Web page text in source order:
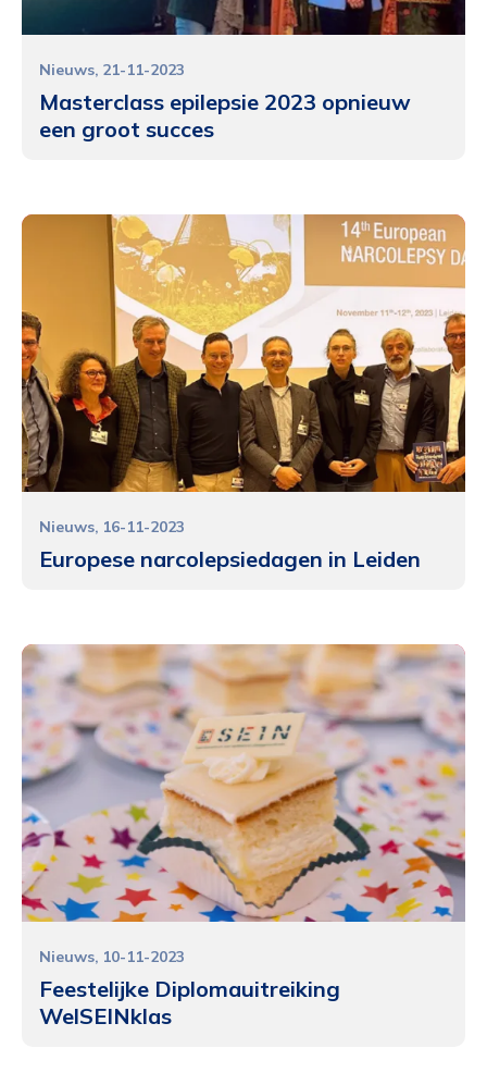
Masterclass epilepsie 2023 opnieuw
een groot succes
Nieuws 21-11-2023
Europese narcolepsiedagen in Leiden
Nieuws 16-11-2023
Feestelijke Diplomauitreiking
WelSEINklas
Nieuws 10-11-2023